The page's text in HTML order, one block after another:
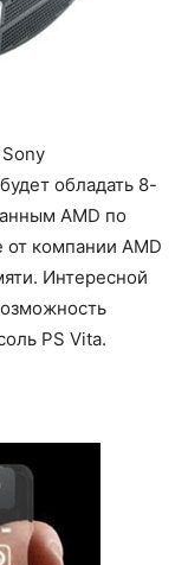
обладать 8-
AMD по
от компании AMD
Интересной
PS Vita.